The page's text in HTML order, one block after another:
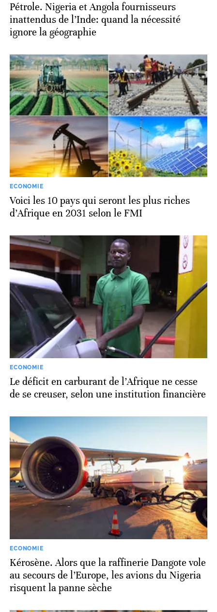
Pétrole. Nigeria et Angola fournisseurs
inattendus de l’Inde: quand la nécessité
ignore la géographie
ECONOMIE
Voici les 10 pays qui seront les plus riches
d’Afrique en 2031 selon le FMI
ECONOMIE
Le déficit en carburant de l’Afrique ne cesse
de se creuser, selon une institution financière
ECONOMIE
Kérosène. Alors que la raffinerie Dangote vole
au secours de l’Europe, les avions du Nigeria
risquent la panne sèche